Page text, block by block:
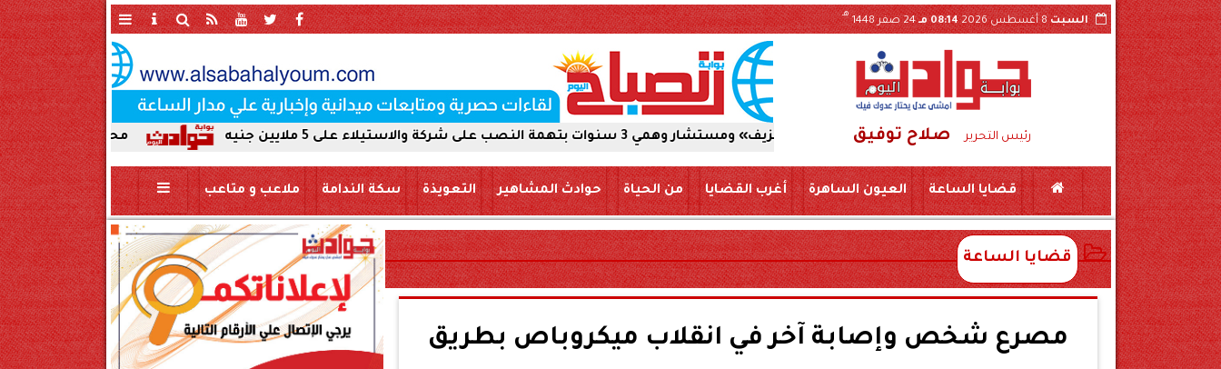
السبت8 أغسطس 2026 08:14 مـ 24 صفر 1448
هـ
رئيس التحرير صلاح توفيق محافظ سوهاج يحيل واقعة ردم حبس «لواء مزيف» ومستشار وهمي 3 سنوات بتهمة النصب على شركة والاستيلاء على 5 ملايين جنيه بمركز المراغة سوهاج
قضايا الساعة العيون الساهرة أغرب القضايا من الحياة حوادث المشاهير التعويذة سكة الندامة ملاعب و متاعب
قضايا الساعة
مصرع شخص وإصابة آخر في انقلاب ميكروباص بطريق